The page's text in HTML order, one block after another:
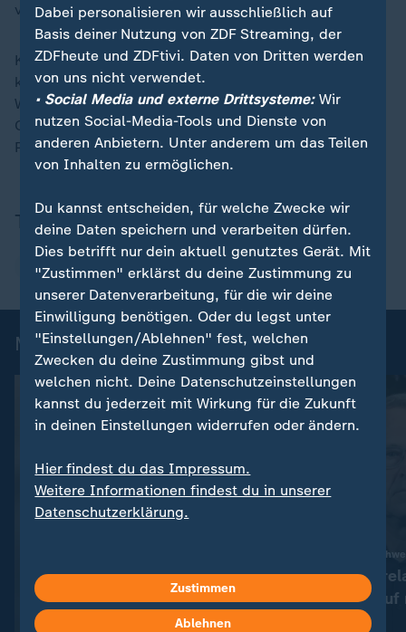
verneinte er.
Könnte es beim Treffen in Genf zu einer Einigung
kommen? Was können die Europäer in Genf erreichen?
Was bedeutet das für die Ukraine? Darüber spricht
Carsten Rüger bei ZDFheute live mit der
Politikwissenschaftlerin Jana Puglierin.
Thema
Ukraine
Mehr auf ZDFheute live
"Versuchen, Wahlverhalten
zu beeinflussen"
Fake-Videos über
"Hat erstmal
gelassen
Dabei personalisieren wir ausschließlich auf
Basis deiner Nutzung von ZDF Streaming, der
ZDFheute und ZDFtivi. Daten von Dritten werden
von uns nicht verwendet.
• Social Media und externe Drittsysteme:Wir
nutzen Social-Media-Tools und Dienste von
anderen Anbietern. Unter anderem um das Teilen
von Inhalten zu ermöglichen.
Du kannst entscheiden, für welche Zwecke wir
deine Daten speichern und verarbeiten dürfen.
Dies betrifft nur dein aktuell genutztes Gerät. Mit
"Zustimmen" erklärst du deine Zustimmung zu
unserer Datenverarbeitung, für die wir deine
Einwilligung benötigen. Oder du legst unter
"Einstellungen/Ablehnen" fest, welchen
Zwecken du deine Zustimmung gibst und
welchen nicht. Deine Datenschutzeinstellungen
kannst du jederzeit mit Wirkung für die Zukunft
in deinen Einstellungen widerrufen oder ändern.
Hier findest du das Impressum.
Weitere Informationen findest du in unserer
Datenschutzerklärung.
Zustimmen
Ablehnen